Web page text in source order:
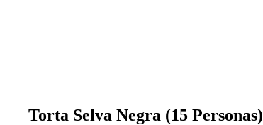
Torta Selva Negra (15 Personas)